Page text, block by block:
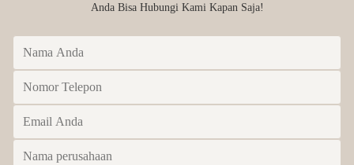
Anda Bisa Hubungi Kami Kapan Saja!